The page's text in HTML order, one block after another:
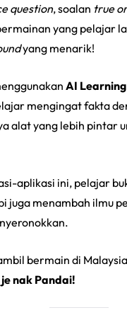
question, soalan true
yang pelajar
yang menarik!
AI
mengingat fakta
alat yang lebih pintar
aplikasi ini, pelajar
juga menambah ilmu
bermain di
nak Pandai!